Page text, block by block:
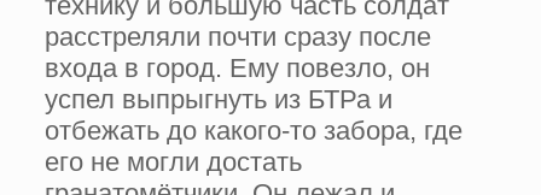
расстреляли почти сразу после
входа в город. Ему повезло, он
успел выпрыгнуть из БТРа и
отбежать до какого-то забора, где
его не могли достать